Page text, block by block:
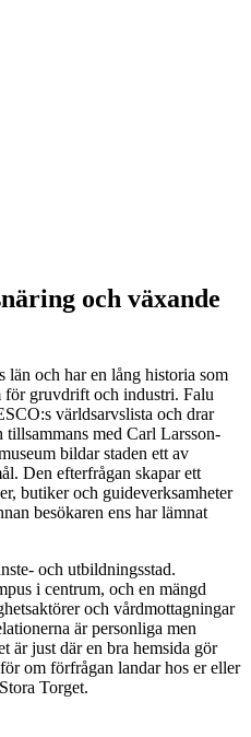
och växande
län och har en lång historia som
för gruvdrift och industri. Falu
världsarvslista och drar
med Carl Larsson-
bildar staden ett av
Den efterfrågan skapar ett
butiker och guideverksamheter
besökaren ens har lämnat
och utbildningsstad.
i centrum, och en mängd
och vårdmottagningar
är personliga men
är just där en bra hemsida gör
om förfrågan landar hos er eller
Torget.